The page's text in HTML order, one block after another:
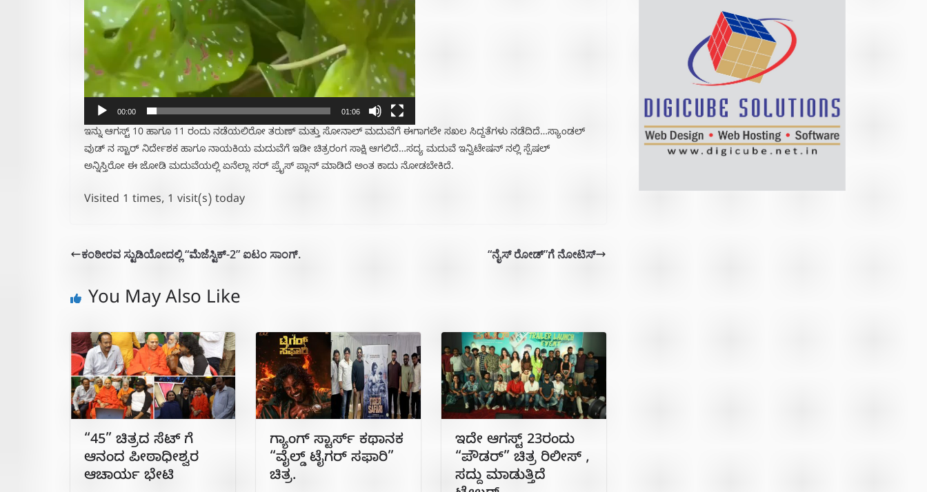
00:00 01:06
ಇನ್ನು ಆಗಸ್ಟ್ 10 ಹಾಗೂ 11 ರಂದು ನಡೆಯಲಿರೋ ತರುಣ್ ಮತ್ತು ಸೋನಾಲ್ ಮದುವೆಗೆ ಈಗಾಗಲೇ ಸಖಲ ಸಿದ್ದತೆಗಳು ನಡೆದಿದೆ…ಸ್ಯಾಂಡಲ್
ವುಡ್ ನ ಸ್ಟಾರ್ ನಿರ್ದೇಶಕ ಹಾಗೂ ನಾಯಕಿಯ ಮದುವೆಗೆ ಇಡೀ ಚಿತ್ರರಂಗ ಸಾಕ್ಷಿ ಆಗಲಿದೆ…ಸದ್ಯ ಮದುವೆ ಇನ್ವಿಟೇಷನ್ ನಲ್ಲಿ ಸ್ಪೆಷಲ್
ಅನ್ನಿಸ್ತಿರೋ ಈ ಜೋಡಿ ಮದುವೆಯಲ್ಲಿ ಏನೆಲ್ಲಾ ಸರ್ ಪ್ರೈಸ್ ಪ್ಲಾನ್ ಮಾಡಿದೆ ಅಂತ ಕಾದು ನೋಡಬೇಕಿದೆ.
Visited 1 times, 1 visit(s) today
ಕಂಠೀರವ ಸ್ಟುಡಿಯೋದಲ್ಲಿ “ಮೆಜೆಸ್ಟಿಕ್-2” ಐಟಂ ಸಾಂಗ್. “ನೈಸ್ ರೋಡ್”ಗೆ ನೋಟಿಸ್
You May Also Like
“45” ಚಿತ್ರದ ಸೆಟ್ ಗೆ
ಆನಂದ ಪೀಠಾಧೀಶ್ವರ
ಆಚಾರ್ಯ ಭೇಟಿ
ಗ್ಯಾಂಗ್‌ ಸ್ಟಾರ್ಸ್ ಕಥಾನಕ
“ವೈಲ್ಡ್‌ ಟೈಗರ್‌ ಸಫಾರಿ”
ಚಿತ್ರ.
ಇದೇ ಆಗಸ್ಟ್ 23ರಂದು
“ಪೌಡರ್” ಚಿತ್ರ ರಿಲೀಸ್ ,
ಸದ್ದು ಮಾಡುತ್ತಿದೆ